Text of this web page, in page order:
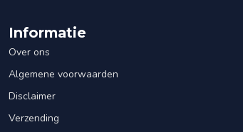
Informatie
Over ons
Algemene voorwaarden
Disclaimer
Verzending